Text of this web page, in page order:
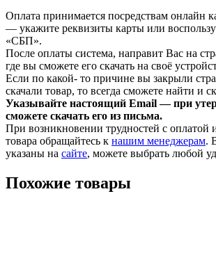
Оплата принимается посредствам онлайн
— укажите реквизиты карты или
«СБП».
После оплаты система, направит Вас на
где вы сможете его скачать на своё
Если по какой- то причине вы закрыли
скачали товар, то всегда сможете найти и
Указывайте настоящий Email — при
сможете скачать его из письма.
При возникновении трудностей с оплатой
товара обращайтесь к нашим менеджерам.
указаны на сайте, можете выбрать любой
Похожие товары